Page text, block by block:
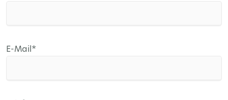
Pflichtfeld
E-Mail*